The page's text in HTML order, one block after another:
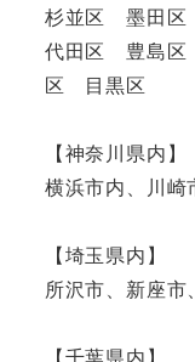
杉並区 墨田
代田区 豊島
区 目黒区
【神奈川県内】
横浜市内、川崎
【埼玉県内】
所沢市、新座